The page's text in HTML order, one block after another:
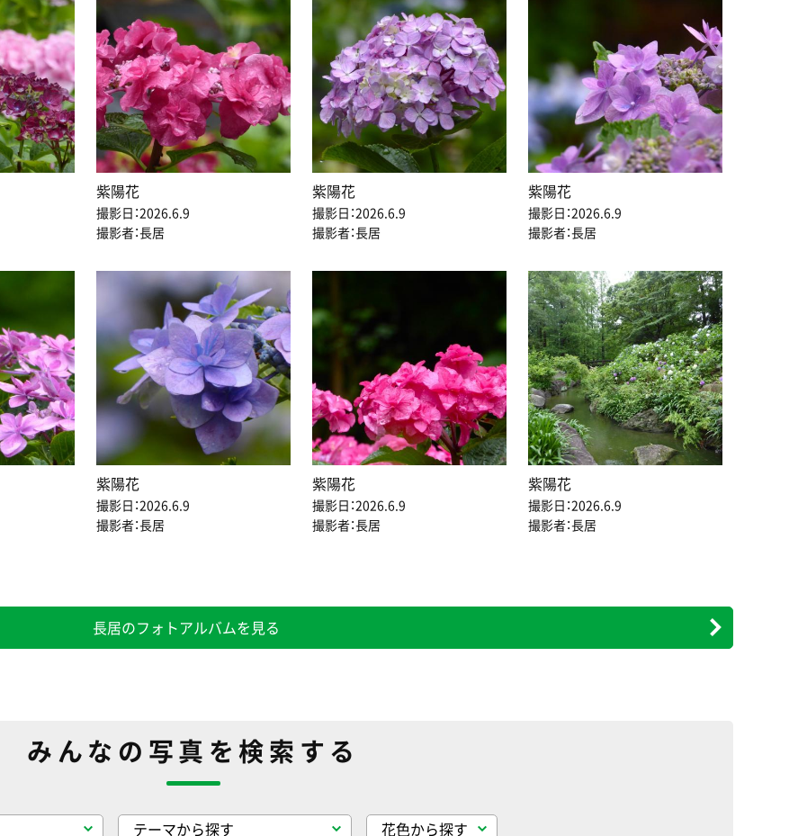
紫陽花
撮影日：2026.6.9
撮影者：長居
紫陽花
撮影日：2026.6.9
撮影者：長居
紫陽花
撮影日：2026.6.9
撮影者：長居
紫陽花
撮影日：2026.6.9
撮影者：長居
紫陽花
撮影日：2026.6.9
撮影者：長居
紫陽花
撮影日：2026.6.9
撮影者：長居
長居のフォトアルバムを見る
みんなの写真を検索する